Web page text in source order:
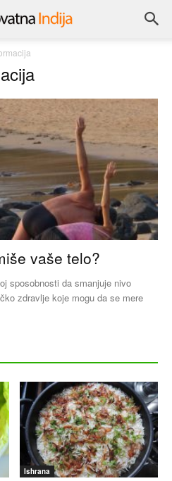
vaše telo?
sposobnosti da smanjuje nivo
zdravlje koje mogu da se mere
Ishrana